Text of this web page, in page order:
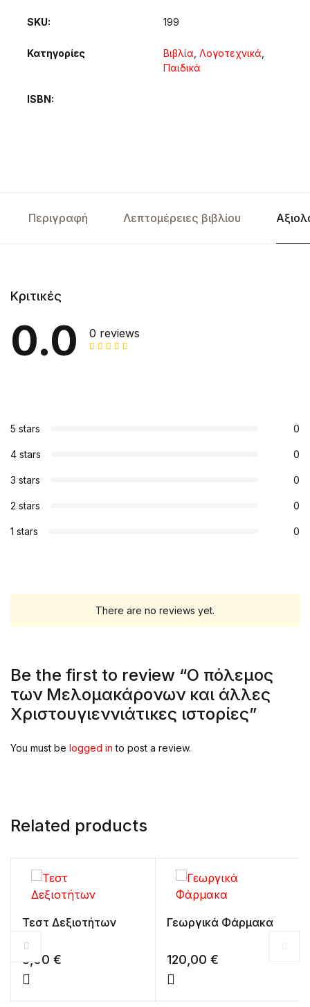
SKU: 199
Κατηγορίες Βιβλία Λογοτεχνικά
Παιδικά
ISBN
Περιγραφή Λεπτομέρειες βιβλίου
Κριτικές
0.0 0 reviews
5 stars 0
4 stars 0
3 stars 0
2 stars 0
1 stars 0
There are no reviews yet.
Be the first to review “Ο πόλεμος
των Μελομακάρονων και άλλες
Χριστουγιεννιάτικες ιστορίες”
You must be logged in to post a review.
Related products
Τεστ Δεξιοτήτων
8,00 €
Γεωργικά Φάρμακα
120,00 €